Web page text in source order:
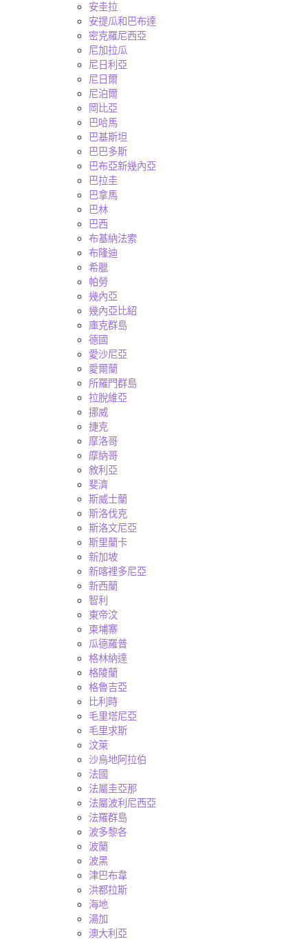
安圭拉
安提瓜和巴布達
密克羅尼西亞
尼加拉瓜
尼日利亞
尼日爾
尼泊爾
岡比亞
巴哈馬
巴基斯坦
巴巴多斯
巴布亞新幾內亞
巴拉圭
巴拿馬
巴林
巴西
布基納法索
布隆迪
希臘
帕勞
幾內亞
幾內亞比紹
庫克群島
德國
愛沙尼亞
愛爾蘭
所羅門群島
拉脫維亞
挪威
捷克
摩洛哥
摩納哥
敘利亞
斐濟
斯威士蘭
斯洛伐克
斯洛文尼亞
斯里蘭卡
新加坡
新喀裡多尼亞
新西蘭
智利
東帝汶
柬埔寨
瓜德羅普
格林納達
格陵蘭
格魯吉亞
比利時
毛里塔尼亞
毛里求斯
汶萊
沙烏地阿拉伯
法國
法屬圭亞那
法屬波利尼西亞
法羅群島
波多黎各
波蘭
波黑
津巴布韋
洪都拉斯
海地
湯加
澳大利亞